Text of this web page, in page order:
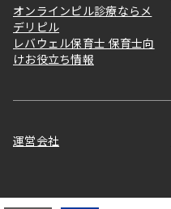
オンラインピル診療ならメ
デリピル
レバウェル保育士 保育士向
けお役立ち情報
運営会社